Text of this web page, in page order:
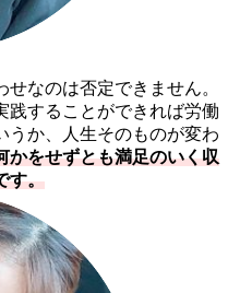
なのは否定できません。
践することができれば労働
うか、人生そのものが変わ
かをせずとも満足のいく収
す。